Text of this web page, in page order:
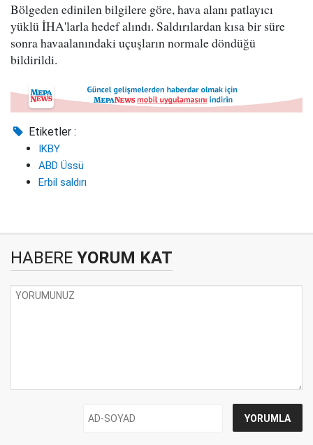
Bölgeden edinilen bilgilere göre, hava alanı patlayıcı
yüklü İHA'larla hedef alındı. Saldırılardan kısa bir süre
sonra havaalanındaki uçuşların normale döndüğü
bildirildi.
Etiketler :
IKBY
ABD Üssü
Erbil saldırı
HABERE YORUM KAT